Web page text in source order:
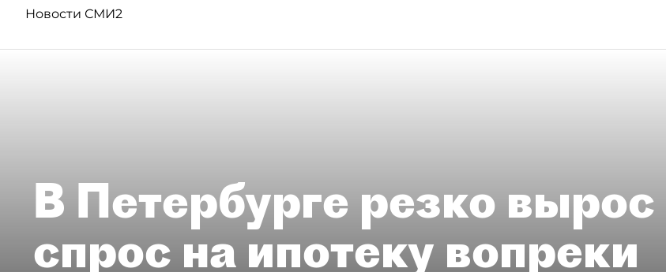
Новости СМИ2
В Петербурге резко вырос
спрос на ипотеку вопреки